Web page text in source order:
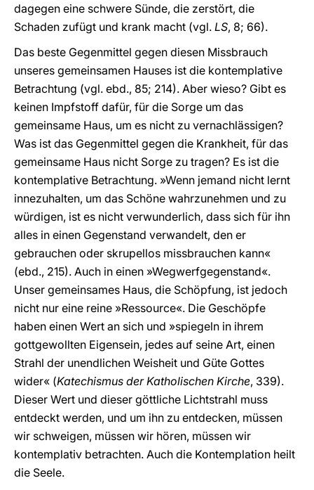
dagegen eine schwere Sünde, die zerstört, die
Schaden zufügt und krank macht (vgl. LS, 8; 66).
Das beste Gegenmittel gegen diesen Missbrauch
unseres gemeinsamen Hauses ist die kontemplative
Betrachtung (vgl. ebd., 85; 214). Aber wieso? Gibt es
keinen Impfstoff dafür, für die Sorge um das
gemeinsame Haus, um es nicht zu vernachlässigen?
Was ist das Gegenmittel gegen die Krankheit, für das
gemeinsame Haus nicht Sorge zu tragen? Es ist die
kontemplative Betrachtung. »Wenn jemand nicht lernt
innezuhalten, um das Schöne wahrzunehmen und zu
würdigen, ist es nicht verwunderlich, dass sich für ihn
alles in einen Gegenstand verwandelt, den er
gebrauchen oder skrupellos missbrauchen kann«
(ebd., 215). Auch in einen »Wegwerfgegenstand«.
Unser gemeinsames Haus, die Schöpfung, ist jedoch
nicht nur eine reine »Ressource«. Die Geschöpfe
haben einen Wert an sich und »spiegeln in ihrem
gottgewollten Eigensein, jedes auf seine Art, einen
Strahl der unendlichen Weisheit und Güte Gottes
wider« (Katechismus der Katholischen Kirche, 339).
Dieser Wert und dieser göttliche Lichtstrahl muss
entdeckt werden, und um ihn zu entdecken, müssen
wir schweigen, müssen wir hören, müssen wir
kontemplativ betrachten. Auch die Kontemplation heilt
die Seele.